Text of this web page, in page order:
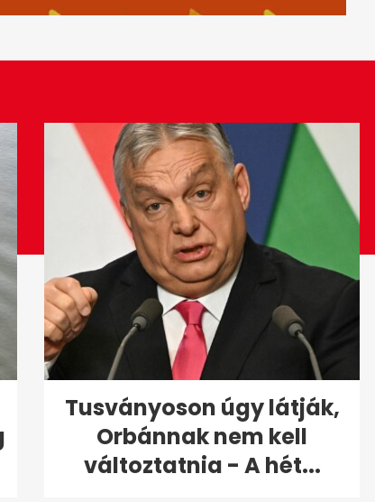
Tusványoson úgy látják,
Orbánnak nem kell
változtatnia - A hét...